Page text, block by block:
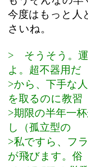
今度はもっと人
さいね。
> そうそう。運
よ。超不器用だ
>から、下手な
を取るのに教習
>期限の半年一
し（孤立型の
>私ですら、フ
が飛びます。俗